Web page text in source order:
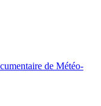
de Météo-